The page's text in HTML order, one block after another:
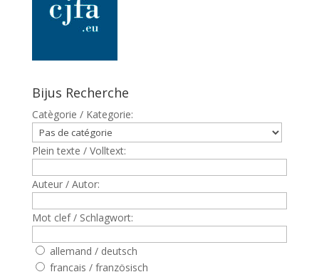
Bijus Recherche
Catègorie / Kategorie:
Plein texte / Volltext:
Auteur / Autor:
Mot clef / Schlagwort:
allemand / deutsch
francais / französisch